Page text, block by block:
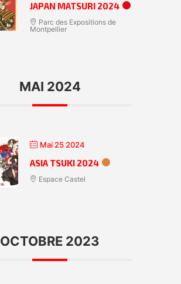
JAPAN MATSURI 2024
Parc des Expositions de
Montpellier
MAI 2024
Mai 25 2024
ASIA TSUKI 2024
Espace Castel
OCTOBRE 2023